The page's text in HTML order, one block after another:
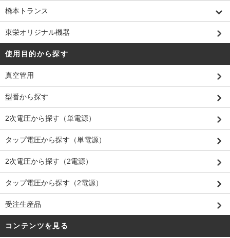
橋本トランス
東栄オリジナル機器
使用目的から探す
真空管用
型番から探す
2次電圧から探す（単電源）
タップ電圧から探す（単電源）
2次電圧から探す（2電源）
タップ電圧から探す（2電源）
受注生産品
コンテンツを見る